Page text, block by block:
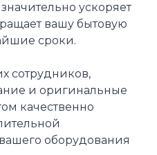
ускоряет
вашу бытовую
сроки.
сотрудников,
и оригинальные
качественно
оборудования